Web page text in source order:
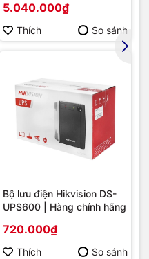
5.040.000₫
Thích So sánh
Bộ lưu điện Hikvision DS-
UPS600 | Hàng chính hãng
720.000₫
Thích So sánh